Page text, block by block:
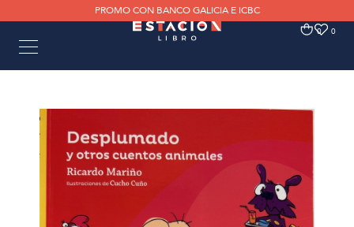
PROMO CON BANCO GALICIA E ICBC
0 0